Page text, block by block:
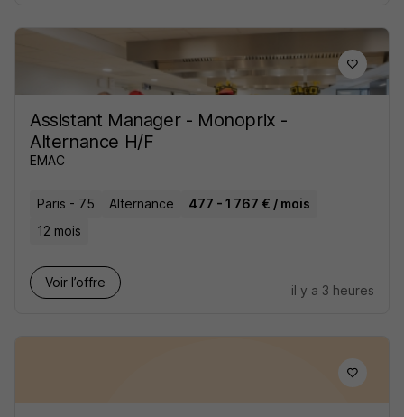
Assistant Manager - Monoprix -
Alternance H/F
EMAC
Paris - 75 Alternance
477 - 1 767 € / mois
12 mois
Voir l’offre
il y a 3 heures